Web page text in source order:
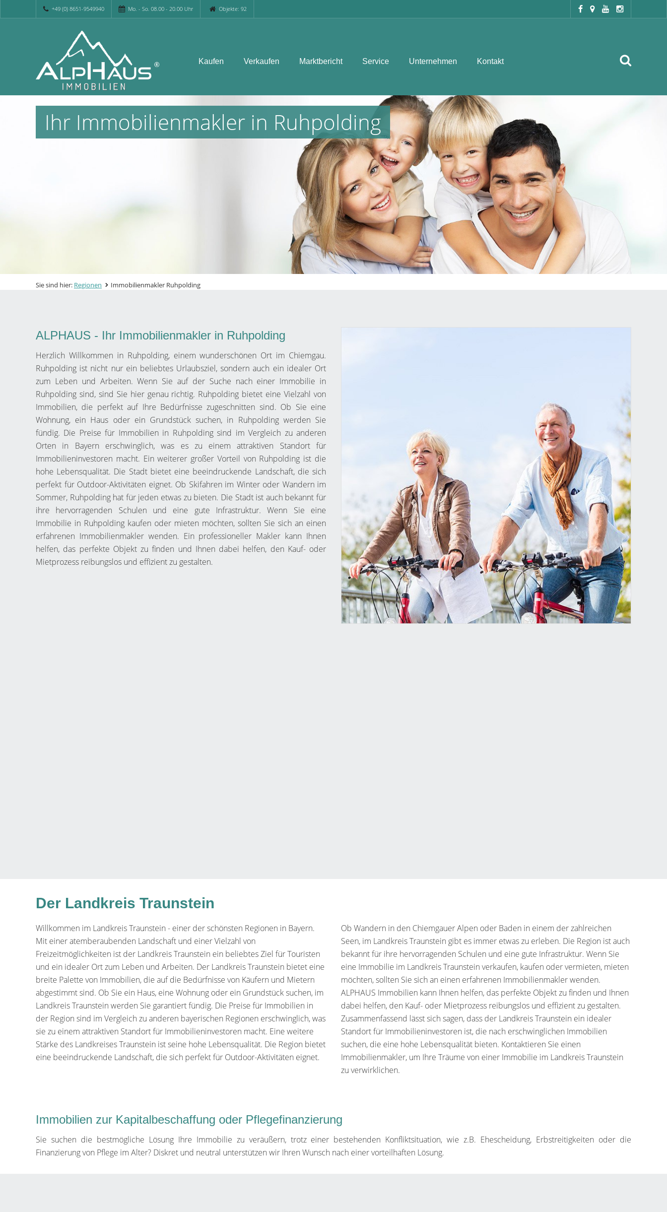
+49 (0) 8651-9549940 Mo. - So. 08.00 - 20.00 Uhr Objekte: 92
Kaufen Verkaufen Marktbericht Service Unternehmen Kontakt
Ihr Immobilienmakler in Ruhpolding
Sie sind hier: Regionen Immobilienmakler Ruhpolding
ALPHAUS - Ihr Immobilienmakler in Ruhpolding
Herzlich Willkommen in Ruhpolding, einem wunderschönen Ort im Chiemgau.
Ruhpolding ist nicht nur ein beliebtes Urlaubsziel, sondern auch ein idealer Ort
zum Leben und Arbeiten. Wenn Sie auf der Suche nach einer Immobilie in
Ruhpolding sind, sind Sie hier genau richtig. Ruhpolding bietet eine Vielzahl von
Immobilien, die perfekt auf Ihre Bedürfnisse zugeschnitten sind. Ob Sie eine
Wohnung, ein Haus oder ein Grundstück suchen, in Ruhpolding werden Sie
fündig. Die Preise für Immobilien in Ruhpolding sind im Vergleich zu anderen
Orten in Bayern erschwinglich, was es zu einem attraktiven Standort für
Immobilieninvestoren macht. Ein weiterer großer Vorteil von Ruhpolding ist die
hohe Lebensqualität. Die Stadt bietet eine beeindruckende Landschaft, die sich
perfekt für Outdoor-Aktivitäten eignet. Ob Skifahren im Winter oder Wandern im
Sommer, Ruhpolding hat für jeden etwas zu bieten. Die Stadt ist auch bekannt für
ihre hervorragenden Schulen und eine gute Infrastruktur. Wenn Sie eine
Immobilie in Ruhpolding kaufen oder mieten möchten, sollten Sie sich an einen
erfahrenen Immobilienmakler wenden. Ein professioneller Makler kann Ihnen
helfen, das perfekte Objekt zu finden und Ihnen dabei helfen, den Kauf- oder
Mietprozess reibungslos und effizient zu gestalten.
Der Landkreis Traunstein
Willkommen im Landkreis Traunstein - einer der schönsten Regionen in Bayern.
Mit einer atemberaubenden Landschaft und einer Vielzahl von
Freizeitmöglichkeiten ist der Landkreis Traunstein ein beliebtes Ziel für Touristen
und ein idealer Ort zum Leben und Arbeiten. Der Landkreis Traunstein bietet eine
breite Palette von Immobilien, die auf die Bedürfnisse von Käufern und Mietern
abgestimmt sind. Ob Sie ein Haus, eine Wohnung oder ein Grundstück suchen, im
Landkreis Traunstein werden Sie garantiert fündig. Die Preise für Immobilien in
der Region sind im Vergleich zu anderen bayerischen Regionen erschwinglich, was
sie zu einem attraktiven Standort für Immobilieninvestoren macht. Eine weitere
Stärke des Landkreises Traunstein ist seine hohe Lebensqualität. Die Region bietet
eine beeindruckende Landschaft, die sich perfekt für Outdoor-Aktivitäten eignet.
Ob Wandern in den Chiemgauer Alpen oder Baden in einem der zahlreichen
Seen, im Landkreis Traunstein gibt es immer etwas zu erleben. Die Region ist auch
bekannt für ihre hervorragenden Schulen und eine gute Infrastruktur. Wenn Sie
eine Immobilie im Landkreis Traunstein verkaufen, kaufen oder vermieten, mieten
möchten, sollten Sie sich an einen erfahrenen Immobilienmakler wenden.
ALPHAUS Immobilien kann Ihnen helfen, das perfekte Objekt zu finden und Ihnen
dabei helfen, den Kauf- oder Mietprozess reibungslos und effizient zu gestalten.
Zusammenfassend lässt sich sagen, dass der Landkreis Traunstein ein idealer
Standort für Immobilieninvestoren ist, die nach erschwinglichen Immobilien
suchen, die eine hohe Lebensqualität bieten. Kontaktieren Sie einen
Immobilienmakler, um Ihre Träume von einer Immobilie im Landkreis Traunstein
zu verwirklichen.
Immobilien zur Kapitalbeschaffung oder Pflegefinanzierung
Sie suchen die bestmögliche Lösung Ihre Immobilie zu veräußern, trotz einer bestehenden Konfliktsituation, wie z.B. Ehescheidung, Erbstreitigkeiten oder die
Finanzierung von Pflege im Alter? Diskret und neutral unterstützen wir Ihren Wunsch nach einer vorteilhaften Lösung.